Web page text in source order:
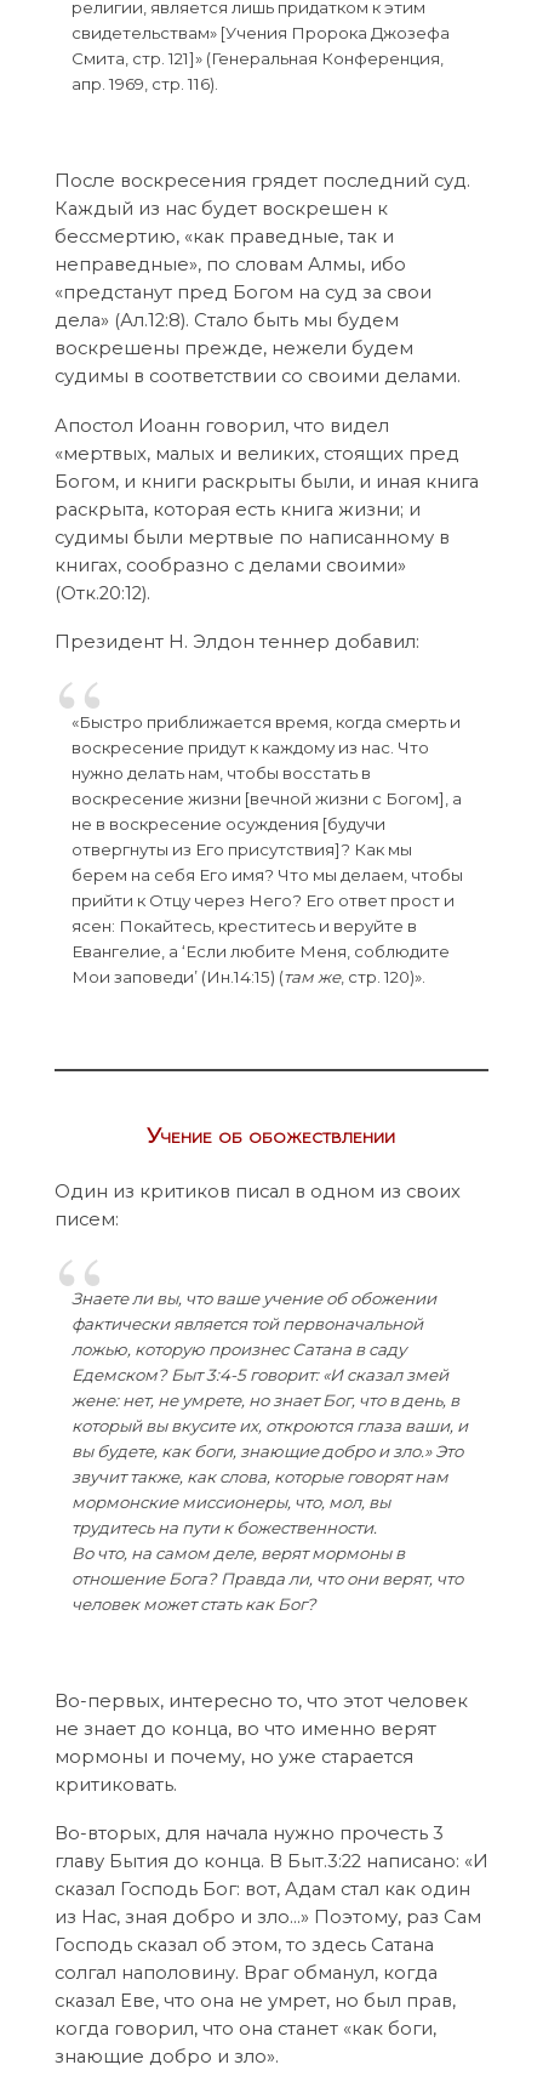
религии, является лишь придатком к этим
свидетельствам» [Учения Пророка Джозефа
Смита, стр. 121]» (Генеральная Конференция,
апр. 1969, стр. 116).
После воскресения грядет последний суд.
Каждый из нас будет воскрешен к
бессмертию, «как праведные, так и
неправедные», по словам Алмы, ибо
«предстанут пред Богом на суд за свои
дела» (Ал.12:8). Стало быть мы будем
воскрешены прежде, нежели будем
судимы в соответствии со своими делами.
Апостол Иоанн говорил, что видел
«мертвых, малых и великих, стоящих пред
Богом, и книги раскрыты были, и иная книга
раскрыта, которая есть книга жизни; и
судимы были мертвые по написанному в
книгах, сообразно с делами своими»
(Отк.20:12).
Президент Н. Элдон теннер добавил:
«Быстро приближается время, когда смерть и
воскресение придут к каждому из нас. Что
нужно делать нам, чтобы восстать в
воскресение жизни [вечной жизни с Богом], а
не в воскресение осуждения [будучи
отвергнуты из Его присутствия]? Как мы
берем на себя Его имя? Что мы делаем, чтобы
прийти к Отцу через Него? Его ответ прост и
ясен: Покайтесь, креститесь и веруйте в
Евангелие, а ‘Если любите Меня, соблюдите
Мои заповеди’ (Ин.14:15) (там же, стр. 120)».
Учение об обожествлении
Один из критиков писал в одном из своих
писем:
Знаете ли вы, что ваше учение об обожении
фактически является той первоначальной
ложью, которую произнес Сатана в саду
Едемском? Быт 3:4-5 говорит: «И сказал змей
жене: нет, не умрете, но знает Бог, что в день, в
который вы вкусите их, откроются глаза ваши, и
вы будете, как боги, знающие добро и зло.» Это
звучит также, как слова, которые говорят нам
мормонские миссионеры, что, мол, вы
трудитесь на пути к божественности.
Во что, на самом деле, верят мормоны в
отношение Бога? Правда ли, что они верят, что
человек может стать как Бог?
Во-первых, интересно то, что этот человек
не знает до конца, во что именно верят
мормоны и почему, но уже старается
критиковать.
Во-вторых, для начала нужно прочесть 3
главу Бытия до конца. В Быт.3:22 написано: «И
сказал Господь Бог: вот, Адам стал как один
из Нас, зная добро и зло…» Поэтому, раз Сам
Господь сказал об этом, то здесь Сатана
солгал наполовину. Враг обманул, когда
сказал Еве, что она не умрет, но был прав,
когда говорил, что она станет «как боги,
знающие добро и зло».